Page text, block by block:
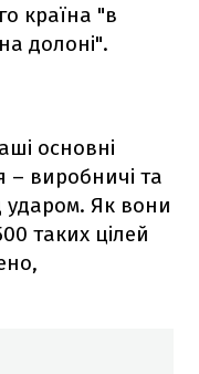
країна "в
долоні".
основні
– виробничі та
ударом. Як вони
таких цілей